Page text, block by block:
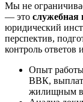
Мы не
— это служебная
юридический
перспектив,
контроль ответов
Опыт
ВВК,
жилищным